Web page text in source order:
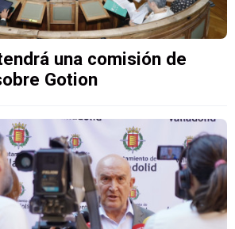
una comisión de
Gotion